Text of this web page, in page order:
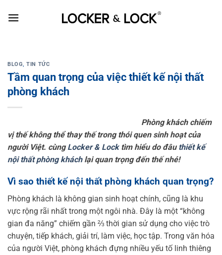
BLOG,TIN TỨC
Tầm quan trọng của việc thiết kế nội thất
phòng khách
Phòng khách chiếm
vị thế không thể thay thế trong thói quen sinh hoạt của
người Việt. cùngLocker & Locktìm hiểu do đâu thiết kế
nội thất phòng kháchlại quan trọng đến thế nhé!
Vì sao thiết kế nội thất phòng khách quan trọng?
Phòng khách là không gian sinh hoạt chính, cũng là khu
vực rộng rãi nhất trong một ngôi nhà. Đây là một “không
gian đa năng” chiếm gần ⅔ thời gian sử dụng cho việc trò
chuyện, tiếp khách, giải trí, làm việc, học tập. Trong văn hóa
của người Việt, phòng khách đựng nhiều yếu tố linh thiêng